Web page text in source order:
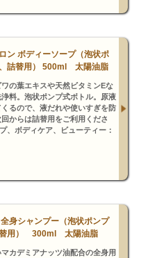
ン ボディーソープ（泡状ポ
詰替用） 500ml 太陽油脂
の葉エキスや天然ビタミンEな
料。泡状ポンプ式ボトル。原液
るので、液だれや使いすぎを防
からは詰替用をご利用くださ
、ボディケア、ビューティー：
身シャンプー（泡状ポンプ
替用） 300ml 太陽油脂
カデミアナッツ油配合の全身用